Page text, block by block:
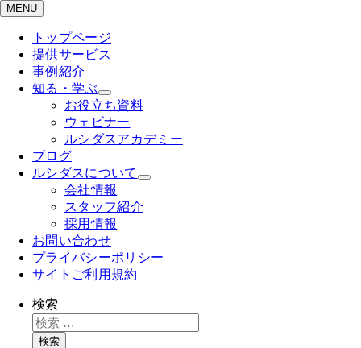
MENU
トップページ
提供サービス
事例紹介
知る・学ぶ
お役立ち資料
ウェビナー
ルシダスアカデミー
ブログ
ルシダスについて
会社情報
スタッフ紹介
採用情報
お問い合わせ
プライバシーポリシー
サイトご利用規約
検索
検索